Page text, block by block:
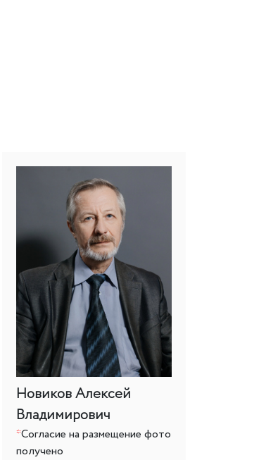
Новиков Алексей
Владимирович
*Согласие на размещение фото
получено